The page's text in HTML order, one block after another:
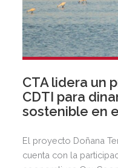
CTA lidera un
CDTI para
sostenible en
El proyecto Doñana
cuenta con la